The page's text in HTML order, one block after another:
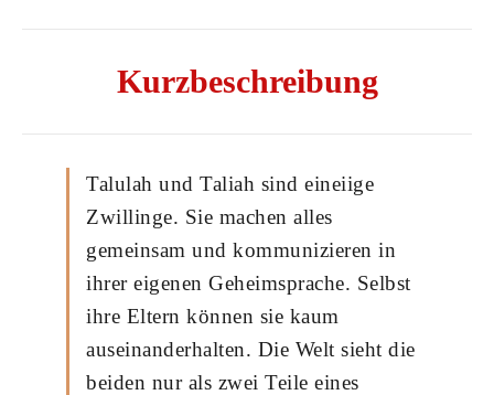
Kurzbeschreibung
Talulah und Taliah sind eineiige
Zwillinge. Sie machen alles
gemeinsam und kommunizieren in
ihrer eigenen Geheimsprache. Selbst
ihre Eltern können sie kaum
auseinanderhalten. Die Welt sieht die
beiden nur als zwei Teile eines